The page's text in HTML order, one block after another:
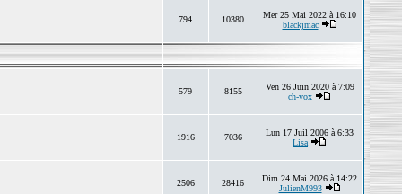
794 10380
Mer 25 Mai 2022 à 16:10
blackjmac
579 8155
Ven 26 Juin 2020 à 7:09
ch-vox
1916 7036
Lun 17 Juil 2006 à 6:33
Lisa
2506 28416
Dim 24 Mai 2026 à 14:22
JulienM993